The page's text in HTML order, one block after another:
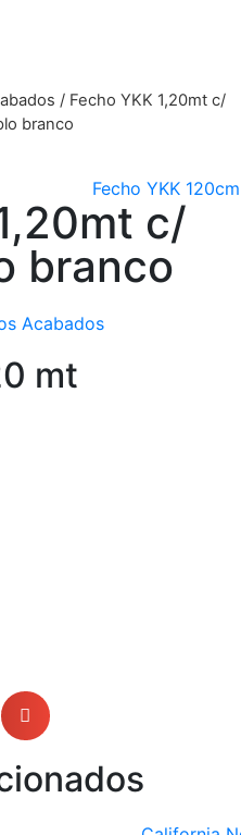
/ Fecho YKK 1,20mt c/
branco
c/
branco
Acabados
mt